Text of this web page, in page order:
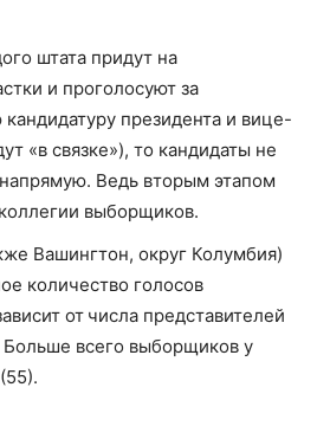
штата придут на
и проголосуют за
президента и вице-
«в связке»), то кандидаты не
Ведь вторым этапом
выборщиков.
Вашингтон, округ Колумбия)
количество голосов
от числа представителей
Больше всего выборщиков у